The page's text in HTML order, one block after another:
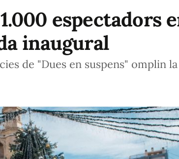
espectadors
inaugural
de "Dues en suspens" omplin